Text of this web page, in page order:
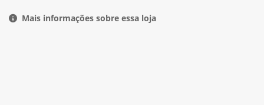
Mais informações sobre essa loja